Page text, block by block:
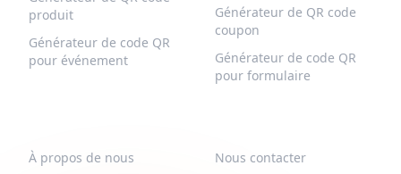
produit
Générateur de code QR
pour événement
Générateur de QR code
coupon
Générateur de code QR
pour formulaire
À propos de nous
Nous contacter